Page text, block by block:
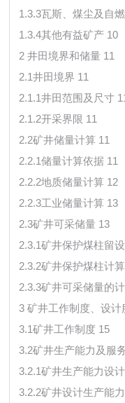
1.3.3瓦斯、煤尘及自
1.3.4其他有益矿产 10
2 井田境界和储量 11
2.1井田境界 11
2.1.1井田范围及尺寸
2.1.2开采界限 11
2.2矿井储量计算 11
2.2.1储量计算依据 11
2.2.2地质储量计算 12
2.2.3工业储量计算 13
2.3矿井可采储量 13
2.3.1矿井保护煤柱留
2.3.2矿井保护煤柱计
2.3.3矿井可采储量的
3 矿井工作制度、设
3.1矿井工作制度 15
3.2矿井生产能力及服
3.2.1矿井生产能力设
3.2.2矿井设计生产能